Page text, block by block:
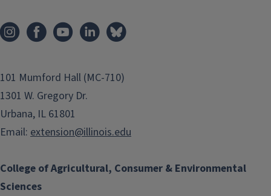
College of Agricultural, Consumer & Environmental
Sciences
101 Mumford Hall (MC-710)
1301 W. Gregory Dr.
Urbana, IL 61801
Email: extension@illinois.edu